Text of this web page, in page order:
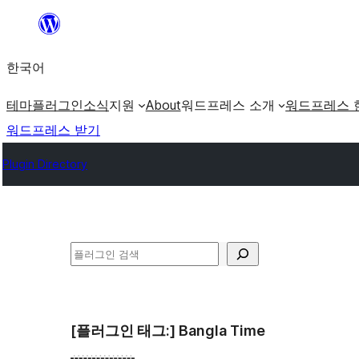
츠
로
로
가
한국어
테마플러그인소식지원 About워드프레스 소개 워드프레스
워드프레스 받기
Plugin Directory
검
[플러그인 태그:] Bangla Time